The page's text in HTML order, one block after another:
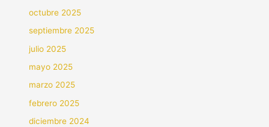
octubre 2025
septiembre 2025
julio 2025
mayo 2025
marzo 2025
febrero 2025
diciembre 2024